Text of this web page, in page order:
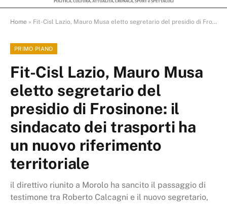
Home » Fit-Cisl Lazio, Mauro Musa eletto segretario del presidio di Frosinone: il sindacato dei trasporti ha un nuovo riferimento territoriale
PRIMO PIANO
Fit-Cisl Lazio, Mauro Musa
eletto segretario del
presidio di Frosinone: il
sindacato dei trasporti ha
un nuovo riferimento
territoriale
il direttivo riunito a Morolo ha sancito il passaggio di
testimone tra Roberto Calcagni e il nuovo segretario,